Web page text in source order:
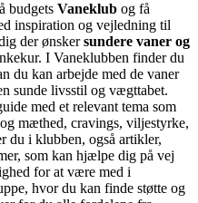
budgets Vaneklub og få
inspiration og vejledning til
der ønskersundere vaner og
I Vaneklubben finder du
du kan arbejde med de vaner
sunde livsstil og vægttabet.
med et relevant tema som
mæthed, cravings, viljestyrke,
du i klubben, også artikler,
som kan hjælpe dig på vej
for at være med i
hvor du kan finde støtte og